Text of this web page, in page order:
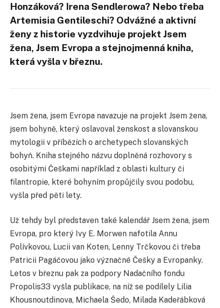
Honzáková? Irena Sendlerowa? Nebo třeba
Artemisia Gentileschi? Odvážné a aktivní
ženy z historie vyzdvihuje projekt Jsem
žena, Jsem Evropa a stejnojmenná kniha,
která vyšla v březnu.
Jsem žena, jsem Evropa navazuje na projekt Jsem žena,
jsem bohyně, který oslavoval ženskost a slovanskou
mytologii v příbězích o archetypech slovanských
bohyň. Kniha stejného názvu doplněná rozhovory s
osobitými Češkami například z oblasti kultury či
filantropie, které bohyním propůjčily svou podobu,
vyšla před pěti lety.
Už tehdy byl představen také kalendář Jsem žena, jsem
Evropa, pro který Ivy E. Morwen nafotila Annu
Polívkovou, Lucii van Koten, Lenny Trčkovou či třeba
Patricii Pagáčovou jako význačné Češky a Evropanky.
Letos v březnu pak za podpory Nadačního fondu
Propolis33 vyšla publikace, na níž se podílely Lilia
Khousnoutdinova, Michaela Šedo, Milada Kadeřábková